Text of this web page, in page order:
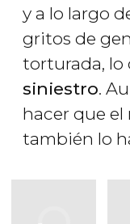
y a lo largo
gritos de
torturada, lo
siniestro.
hacer que el
también lo